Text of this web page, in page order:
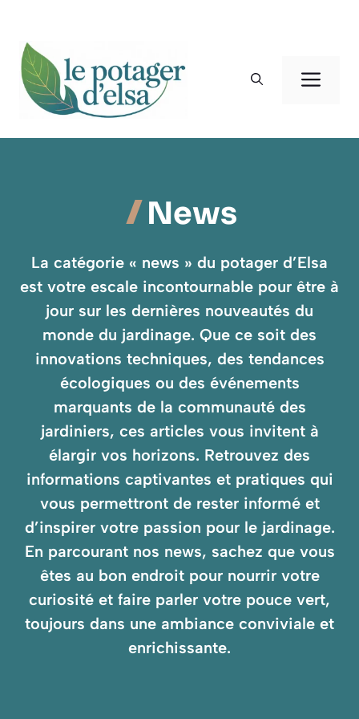
contenu
News
La catégorie « news » du potager d’Elsa
est votre escale incontournable pour être à
jour sur les dernières nouveautés du
monde du jardinage. Que ce soit des
innovations techniques, des tendances
écologiques ou des événements
marquants de la communauté des
jardiniers, ces articles vous invitent à
élargir vos horizons. Retrouvez des
informations captivantes et pratiques qui
vous permettront de rester informé et
d’inspirer votre passion pour le jardinage.
En parcourant nos news, sachez que vous
êtes au bon endroit pour nourrir votre
curiosité et faire parler votre pouce vert,
toujours dans une ambiance conviviale et
enrichissante.